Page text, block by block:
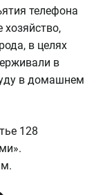
телефона
хозяйство,
в целях
в
в домашнем
128